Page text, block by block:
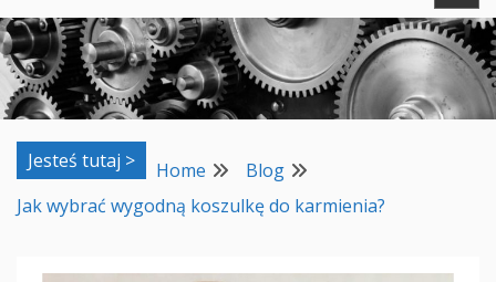
Jesteś tutaj > Home
Blog
Jak wybrać wygodną koszulkę do karmienia?